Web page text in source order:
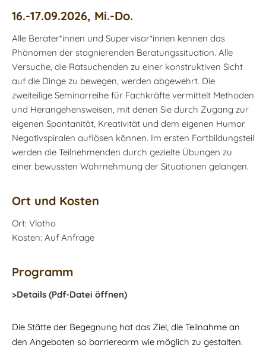
16.-17.09.2026, Mi.-Do.
Alle Berater*innen und Supervisor*innen kennen das
Phänomen der stagnierenden Beratungssituation. Alle
Versuche, die Ratsuchenden zu einer konstruktiven Sicht
auf die Dinge zu bewegen, werden abgewehrt. Die
zweiteilige Seminarreihe für Fachkräfte vermittelt Methoden
und Herangehensweisen, mit denen Sie durch Zugang zur
eigenen Spontanität, Kreativität und dem eigenen Humor
Negativspiralen auflösen können. Im ersten Fortbildungsteil
werden die Teilnehmenden durch gezielte Übungen zu
einer bewussten Wahrnehmung der Situationen gelangen.
Ort und Kosten
Ort: Vlotho
Kosten: Auf Anfrage
Programm
>Details (Pdf-Datei öffnen)
Die Stätte der Begegnung hat das Ziel, die Teilnahme an
den Angeboten so barrierearm wie möglich zu gestalten.